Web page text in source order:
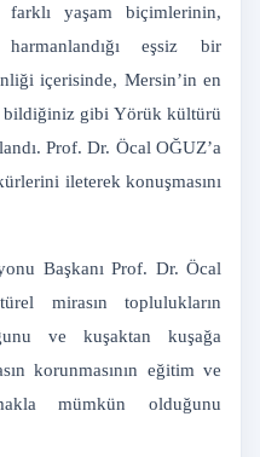
farklı yaşam biçimlerinin,
eşsiz bir
içerisinde, Mersin’in en
gibi Yörük kültürü
Prof. Dr. Öcal OĞUZ’a
ileterek konuşmasını
Başkanı Prof. Dr. Öcal
mirasın toplulukların
ve kuşaktan kuşağa
korunmasının eğitim ve
mümkün olduğunu